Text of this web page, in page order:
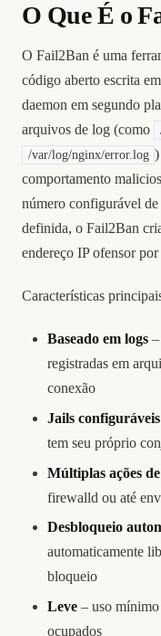
O Que É o
O Fail2Ban é uma
código aberto escrita
daemon em segundo
arquivos de log (como
/var/log/nginx/error.log
comportamento
número configurável de
definida, o Fail2Ban
endereço IP ofensor
Características
Baseado em logs
registradas em
conexão
Jails configuráveis
tem seu próprio
Múltiplas ações
firewalld ou até
Desbloqueio
automaticamente
bloqueio
Leve – uso mínimo
ocupados